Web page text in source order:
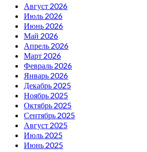
Август 2026
Июль 2026
Июнь 2026
Май 2026
Апрель 2026
Март 2026
Февраль 2026
Январь 2026
Декабрь 2025
Ноябрь 2025
Октябрь 2025
Сентябрь 2025
Август 2025
Июль 2025
Июнь 2025